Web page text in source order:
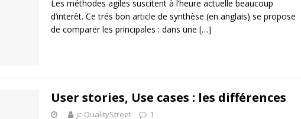
Les méthodes agiles suscitent à l’heure actuelle beaucoup
d’interêt. Ce trés bon article de synthèse (en anglais) se propose
de comparer les principales : dans une […]
User stories, Use cases : les différences
jc-QualityStreet 1